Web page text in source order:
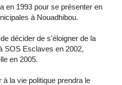
en 1993 pour se présenter en
à Nouadhibou.
décider de s'éloigner de la
SOS Esclaves en 2002,
en 2005.
à la vie politique prendra le